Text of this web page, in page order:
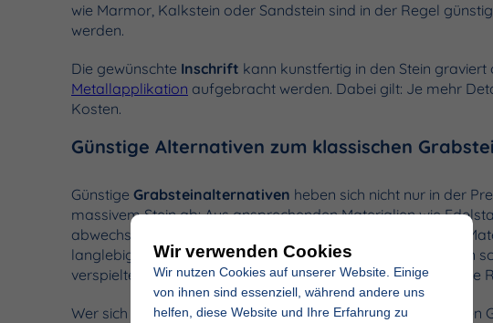
wie Marmor, Kalkstein oder Sandstein sind in der Regel
werden.
Die gewünschte Inschrift kann kunstfertig in den Stein graviert
Metallapplikation aufgebracht werden. Dabei gilt: Je mehr
Kosten.
Günstige Alternativen zum klassischen
Günstige Grabsteinalternativen heben sich nicht nur in der
massivem Stein ab: Aus ansprechenden Materialien wie
abwechslungsreichen Gestaltungselementen, spannenden
langlebigen Materialeigenschaften. Das Spektrum reicht von
verspielte Grabmale bis hin zu säulenförmigen Entwürfen, die
Wer sich dagegen auf die langlebige Schönheit von massiven
Wir verwenden Cookies
Wir nutzen Cookies auf unserer Website. Einige
von ihnen sind essenziell, während andere uns
helfen, diese Website und Ihre Erfahrung zu